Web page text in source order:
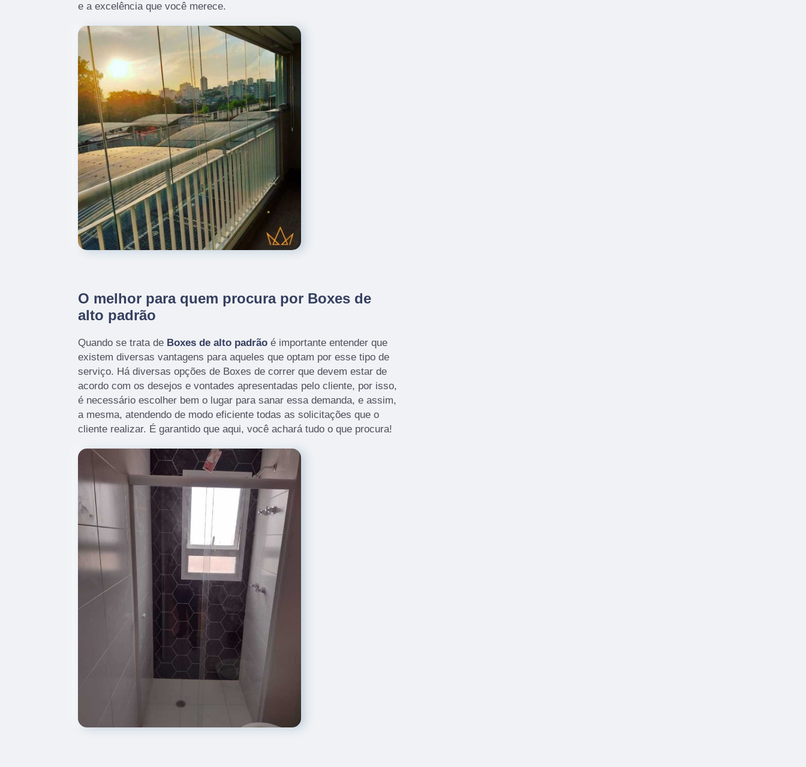
e a excelência que você merece.
O melhor para quem procura por Boxes de
alto padrão
Quando se trata de Boxes de alto padrão é importante entender que
existem diversas vantagens para aqueles que optam por esse tipo de
serviço. Há diversas opções de Boxes de correr que devem estar de
acordo com os desejos e vontades apresentadas pelo cliente, por isso,
é necessário escolher bem o lugar para sanar essa demanda, e assim,
a mesma, atendendo de modo eficiente todas as solicitações que o
cliente realizar. É garantido que aqui, você achará tudo o que procura!